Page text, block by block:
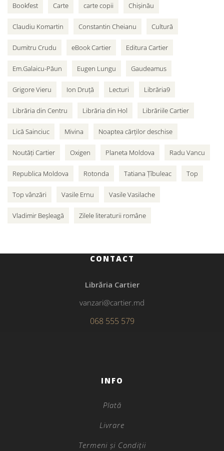
Bookfest Carte carte copii Chișinău
Claudiu Komartin Constantin Cheianu Cultură
Dumitru Crudu eBook Cartier Editura Cartier
Em.Galaicu-Păun Eugen Lungu Gaudeamus
Grigore Vieru Ion Druță Lecturi Librăria9
Librăria din Centru Librăria din Hol Librăriile Cartier
Lică Sainciuc Mivina Noaptea cărților deschise
Noutăți Cartier Oxigen Planeta Moldova Radu Vancu
Republica Moldova Rotonda Tatiana Țîbuleac Top
Top vânzări Vasile Ernu Vasile Vasilache
Vladimir Beșleagă Zilele literaturii române
CONTACT
Librăria Cartier
vanzari@cartier.md
068 555 579
INFO
Plată
Livrare
Termeni și Condiții